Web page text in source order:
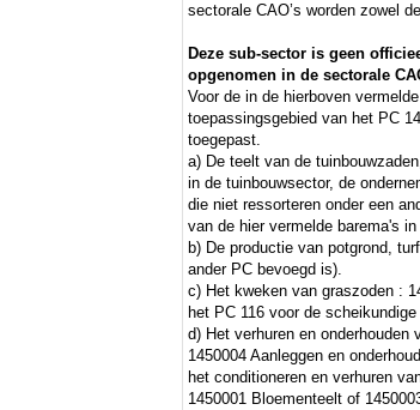
sectorale CAO’s worden zowel
Deze sub-sector is geen
opgenomen in de sectorale
Voor de in de hierboven
toepassingsgebied van het PC
toegepast.
a) De teelt van de
in de tuinbouwsector, de
die niet ressorteren onder een
van de hier vermelde barema's
b) De productie van potgrond,
ander PC bevoegd is).
c) Het kweken van graszoden :
het PC 116 voor de
d) Het verhuren en onderhouden
1450004 Aanleggen en
het conditioneren en verhuren
1450001 Bloementeelt of